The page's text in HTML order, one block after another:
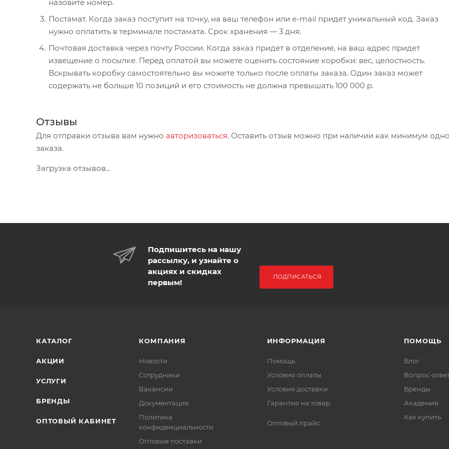
назовите номер.
Постамат. Когда заказ поступит на точку, на ваш телефон или e-mail придет уникальный код. Заказ
нужно оплатить в терминале постамата. Срок хранения — 3 дня.
Почтовая доставка через почту России. Когда заказ придет в отделение, на ваш адрес придет
извещение о посылке. Перед оплатой вы можете оценить состояние коробки: вес, целостность.
Вскрывать коробку самостоятельно вы можете только после оплаты заказа. Один заказ может
содержать не больше 10 позиций и его стоимость не должна превышать 100 000 р.
Отзывы
Для отправки отзыва вам нужно авторизоваться. Оставить отзыв можно при наличии как минимум
заказа.
Загрузка отзывов...
Подпишитесь на нашу
рассылку, и узнайте о
акциях и скидках
первым!
ПОДПИСАТЬСЯ
КАТАЛОГ
АКЦИИ
УСЛУГИ
БРЕНДЫ
ОПТОВЫЙ КАБИНЕТ
КОМПАНИЯ
Новости
Сотрудники
Вакансии
Документация
Политика
конфиденциальности
Оптовые поставки
ИНФОРМАЦИЯ
Помощь
Условия оплаты
Условия доставки
Гарантия на товар
Оптовый прайс
ПОМОЩЬ
Блог
Вопрос-
Бренды
Академия
Как купить